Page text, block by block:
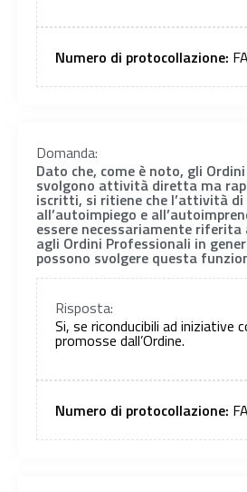
Numero di protocollazione:
Domanda:
Dato che, come è noto, gli
svolgono attività diretta ma
iscritti, si ritiene che l’attività di
all’autoimpiego e
essere necessariamente
agli Ordini Professionali in
possono svolgere questa
Risposta:
Si, se riconducibili ad iniziative
promosse dall’Ordine.
Numero di protocollazione: